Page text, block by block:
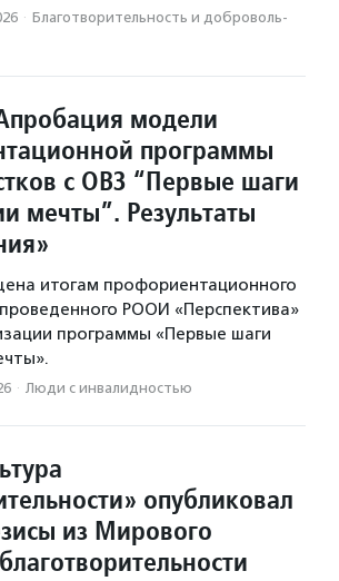
· Благотвори­тель­ность и доброволь­
модели
программы
с ОВЗ “Первые шаги
мечты”. Результаты
итогам профориентационного
РООИ «Перспектива»
программы «Первые шаги
· Люди с инвалидностью
опубликовал
из Мирового